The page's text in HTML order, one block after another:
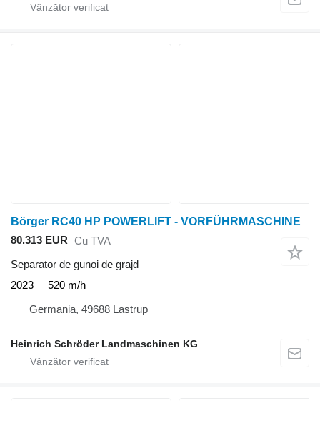
Börger RC40 HP POWERLIFT - VORFÜHRMASCHINE
80.313 EUR Cu TVA
Separator de gunoi de grajd
2023
520 m/h
Germania, 49688 Lastrup
Heinrich Schröder Landmaschinen KG